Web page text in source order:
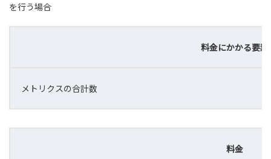
を行う場合
料金にかかる要素
メトリクスの合計数
料金